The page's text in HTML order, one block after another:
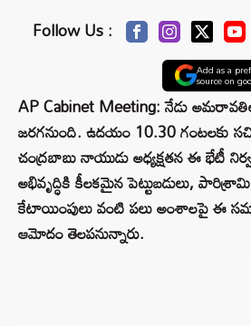
Follow Us :
Add as a
source on
AP Cabinet Meeting: నేడు
జరగనుంది. ఉదయం 10.30 గంటలకు
చంద్రబాబు నాయుడు అధ్యక్షతన ఈ భేటీ
అభివృద్ధికి కీలకమైన పెట్టుబడులు,
కేటాయింపులు వంటి పలు అంశాలపై ఈ
ఆమోదం తెలపనున్నారు.